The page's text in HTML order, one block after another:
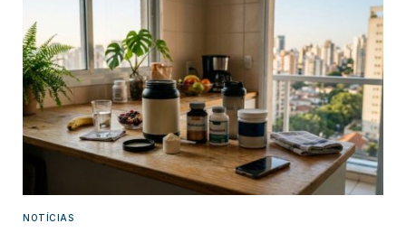
NOTÍCIAS